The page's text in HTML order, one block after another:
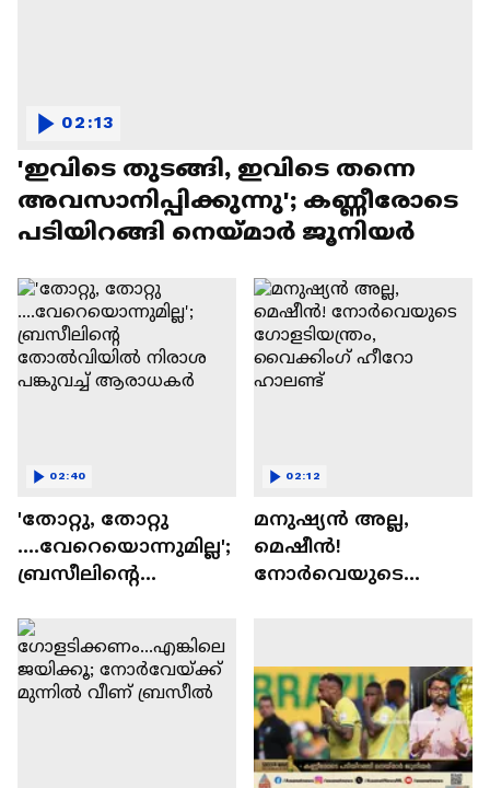
'ഇവിടെ തുടങ്ങി, ഇവിടെ തന്നെ
അവസാനിപ്പിക്കുന്നു'; കണ്ണീരോടെ
പടിയിറങ്ങി നെയ്മാർ ജൂനിയർ
02:13
'തോറ്റു, തോറ്റു
....വേറെയൊന്നുമില്ല';
ബ്രസീലിൻ്റെ
നിരാശ പങ്കുവച്ച്
ആരാധകർ
02:40
മനുഷ്യൻ അല്ല,
മെഷീൻ!
നോർവെയുടെ
02:12